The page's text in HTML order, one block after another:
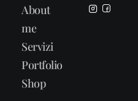
About
me
Servizi
Portfolio
Shop